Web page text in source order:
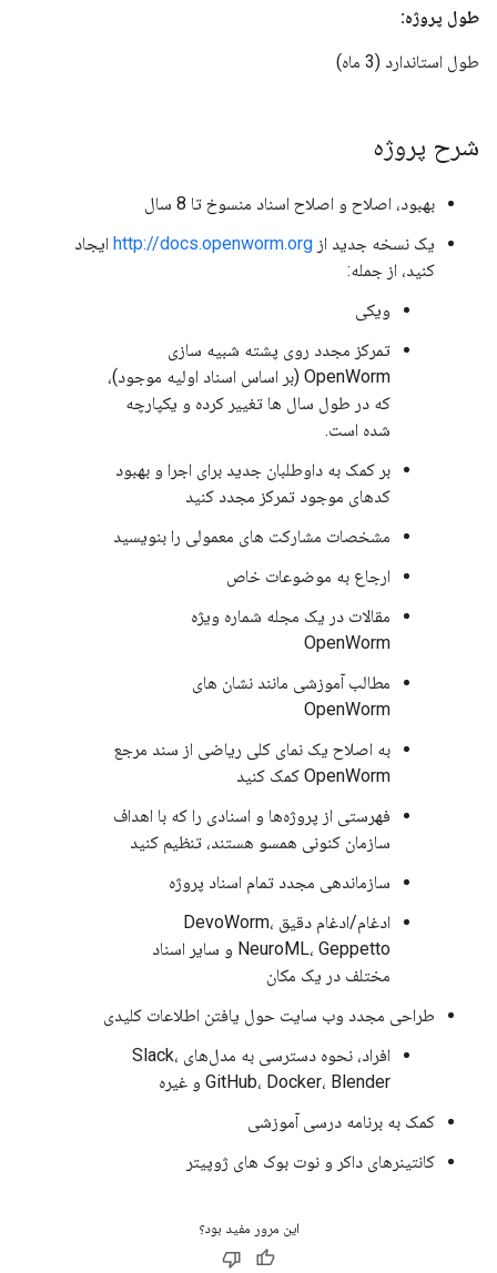
طول پروژه:
طول استاندارد (3 ماه)
شرح پروژه
بهبود، اصلاح و اصلاح اسناد منسوخ تا 8 سال
یک نسخه جدید از http://docs.openworm.org ایجاد
کنید، از جمله:
ویکی
تمرکز مجدد روی پشته شبیه سازی
OpenWorm (بر اساس اسناد اولیه موجود)،
که در طول سال ها تغییر کرده و یکپارچه
شده است.
بر کمک به داوطلبان جدید برای اجرا و بهبود
کدهای موجود تمرکز مجدد کنید
مشخصات مشارکت های معمولی را بنویسید
ارجاع به موضوعات خاص
مقالات در یک مجله شماره ویژه
OpenWorm
مطالب آموزشی مانند نشان های
OpenWorm
به اصلاح یک نمای کلی ریاضی از سند مرجع
OpenWorm کمک کنید
فهرستی از پروژه‌ها و اسنادی را که با اهداف
سازمان کنونی همسو هستند، تنظیم کنید
سازماندهی مجدد تمام اسناد پروژه
ادغام/ادغام دقیق DevoWorm،
NeuroML، Geppetto و سایر اسناد
مختلف در یک مکان
طراحی مجدد وب سایت حول یافتن اطلاعات کلیدی
افراد، نحوه دسترسی به مدل‌های Slack،
GitHub، Docker، Blender و غیره
کمک به برنامه درسی آموزشی
کانتینرهای داکر و نوت بوک های ژوپیتر
این مرور مفید بود؟